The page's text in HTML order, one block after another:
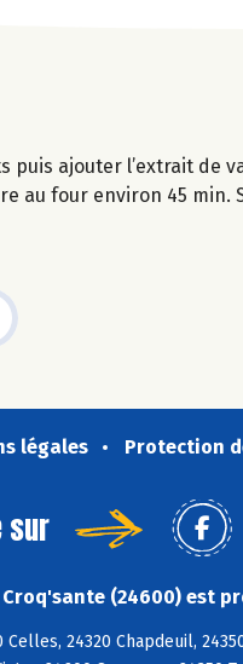
ajouter l’extrait de
au four environ 45 min.
légales Protection
sur
(24600) est
Celles, 24320 Chapdeuil,